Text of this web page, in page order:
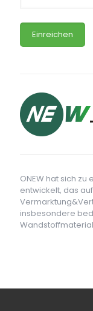
ONEW hat sich
entwickelt, das
insbesondere